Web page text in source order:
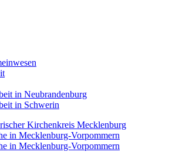
in Neubrandenburg
in Schwerin